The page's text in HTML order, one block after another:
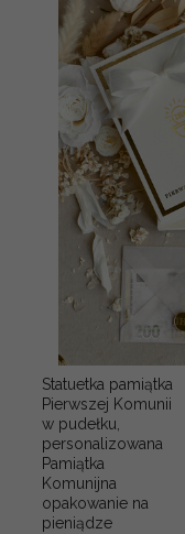
Statuetka pamiątka
Pierwszej Komunii
w pudełku,
personalizowana
Pamiątka
Komunijna
opakowanie na
pieniądze